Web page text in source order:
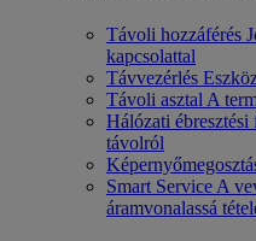
Távoli hozzáférés
kapcsolattal
Távvezérlés
Távoli asztal A
Hálózati
távolról
Smart Service A
áramvonalassá